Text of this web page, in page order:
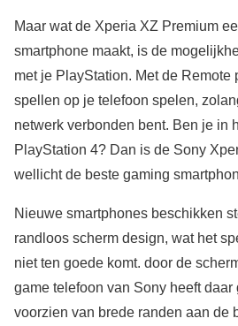
Maar wat de Xperia XZ Premium
smartphone maakt, is de
met je PlayStation. Met de Remote
spellen op je telefoon spelen,
netwerk verbonden bent. Ben je in
PlayStation 4? Dan is de Sony
wellicht de beste gaming
Nieuwe smartphones beschikken
randloos scherm design, wat het
niet ten goede komt. door de
game telefoon van Sony heeft daar
voorzien van brede randen aan de